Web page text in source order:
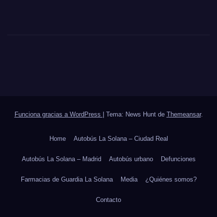
Funciona gracias a WordPress Tema: News Hunt de Themeansar.
Home Autobús La Solana – Ciudad Real
Autobús La Solana – Madrid Autobús urbano Defunciones
Farmacias de Guardia La Solana Media ¿Quiénes somos?
Contacto